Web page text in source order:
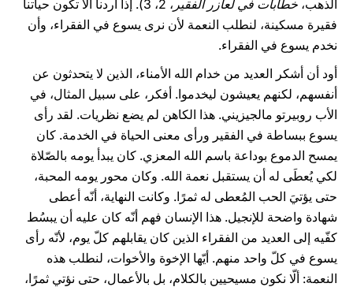
الذهب، خطابات في لعازر الفقير
، 2، 3). إذا أردنا ألا تكون حياتنا
فقيرة مسكينة، لنطلب النعمة لأن نرى يسوع في الفقراء، وأن
نخدم يسوع في الفقراء.
أود أن أشكر العديد من خدام الله الأمناء، الذين لا يتحدثون عن
أنفسهم، لكنهم يعيشون ليخدموا. أفكر، على سبيل المثال، في
الأب روبيرتو مالجيزيني. هذا الكاهن لم يضع نظريات. لقد رأى
يسوع ببساطة في الفقير ورأى معنى الحياة في الخدمة. كان
يمسح الدموع بوداعة باسم الله المعزي. كان يبدأ يومه بالصّلاة
لكي يُعطَى له أن يستقبل نعمة الله. وكان محور يومه المحبة،
حتى يؤتيَ الحب المُعطى له ثمرًا. وكانت النهاية، أنّه أعطى
شهادة واضحة للإنجيل. هذا الإنسان فهم أنّه كان عليه أن يبسُط
كفّيه إلى العديد من الفقراء الذين كان يقابلهم كلّ يوم، لأنّه رأى
يسوع في كلّ واحد منهم. أيّها الإخوة والأخوات، لنطلب هذه
النعمة: ألّا نكون مسيحيين بالكلام، بل بالأعمال، حتى نؤتي ثمرًا،